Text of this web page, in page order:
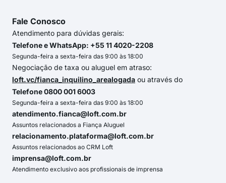
Fale Conosco
Atendimento para dúvidas gerais:
Telefone e WhatsApp: +55 11 4020-2208
Segunda-feira a sexta-feira das 9:00 às 18:00
Negociação de taxa ou aluguel em atraso:
loft.vc/fianca_inquilino_arealogada ou através do
Telefone 0800 001 6003
Segunda-feira a sexta-feira das 9:00 às 18:00
atendimento.fianca@loft.com.br
Assuntos relacionados a Fiança Aluguel
relacionamento.plataforma@loft.com.br
Assuntos relacionados ao CRM Loft
imprensa@loft.com.br
Atendimento exclusivo aos profissionais de imprensa